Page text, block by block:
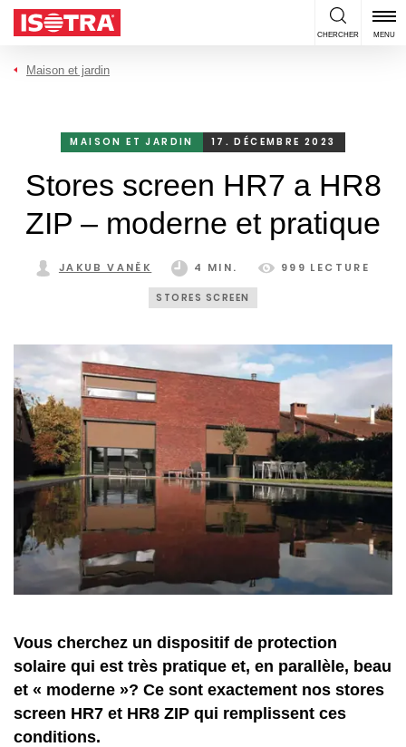
Passer au contenu
CHERCHER MENU
Maison et jardin
MAISON ET JARDIN 17. DÉCEMBRE 2023
Stores screen HR7 a HR8
ZIP – moderne et pratique
JAKUB VANĚK 4 MIN. 999 LECTURE
STORES SCREEN
Vous cherchez un dispositif de protection
solaire qui est très pratique et, en parallèle, beau
et « moderne »? Ce sont exactement nos stores
screen HR7 et HR8 ZIP qui remplissent ces
conditions.